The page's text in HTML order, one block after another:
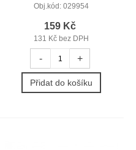
Obj.kód: 029954
159 Kč
131 Kč bez DPH
- +
Přidat do košíku